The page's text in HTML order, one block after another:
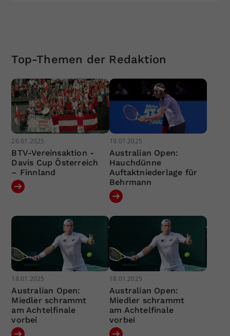
Top-Themen der Redaktion
26.01.2025
BTV-Vereinsaktion -
Davis Cup Österreich
– Finnland
19.01.2025
Australian Open:
Hauchdünne
Auftaktniederlage für
Behrmann
18.01.2025
Australian Open:
Miedler schrammt
am Achtelfinale
vorbei
18.01.2025
Australian Open:
Miedler schrammt
am Achtelfinale
vorbei